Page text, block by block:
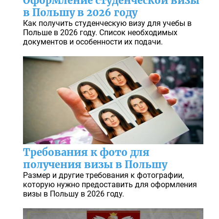
в Польшу в 2026 году
Как получить студенческую визу для учебы в
Польше в 2026 году. Список необходимых
документов и особенности их подачи.
Требования к фото для
получения визы в Польшу
Размер и другие требования к фотографии,
которую нужно предоставить для оформления
визы в Польшу в 2026 году.